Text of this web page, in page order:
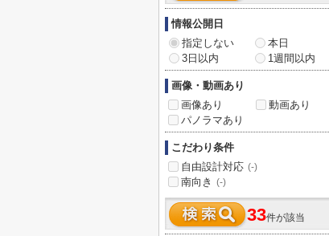
情報公開日
指定しない
本日
3日以内
1週間以内
画像・動画あり
画像あり
動画あり
パノラマあり
こだわり条件
自由設計対応 (-)
南向き (-)
33件が該当